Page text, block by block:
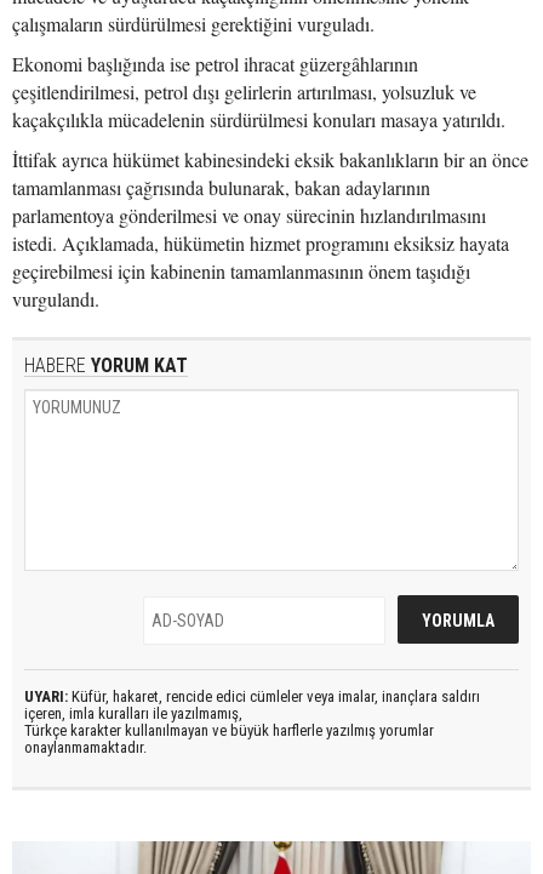
çalışmaların sürdürülmesi gerektiğini vurguladı.
Ekonomi başlığında ise petrol ihracat güzergâhlarının
çeşitlendirilmesi, petrol dışı gelirlerin artırılması, yolsuzluk ve
kaçakçılıkla mücadelenin sürdürülmesi konuları masaya yatırıldı.
İttifak ayrıca hükümet kabinesindeki eksik bakanlıkların bir an önce
tamamlanması çağrısında bulunarak, bakan adaylarının
parlamentoya gönderilmesi ve onay sürecinin hızlandırılmasını
istedi. Açıklamada, hükümetin hizmet programını eksiksiz hayata
geçirebilmesi için kabinenin tamamlanmasının önem taşıdığı
vurgulandı.
HABERE YORUM KAT
UYARI: Küfür, hakaret, rencide edici cümleler veya imalar, inançlara saldırı
içeren, imla kuralları ile yazılmamış,
Türkçe karakter kullanılmayan ve büyük harflerle yazılmış yorumlar
onaylanmamaktadır.